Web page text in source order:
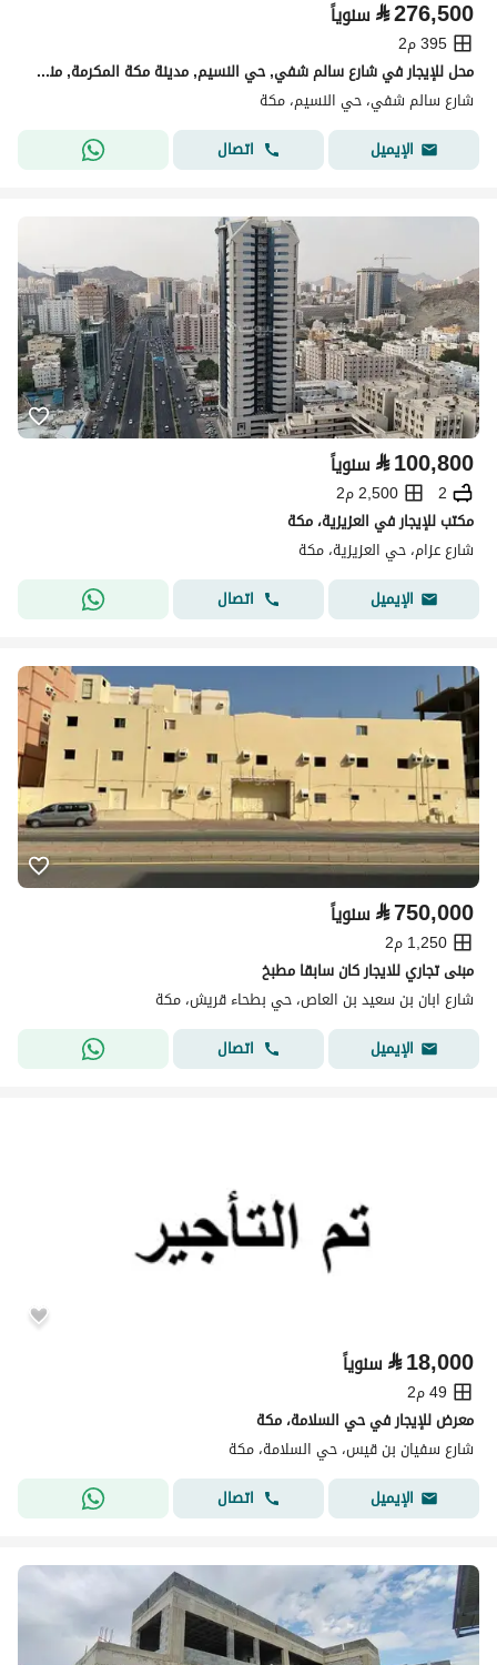
⃁276,500 سنوياً
395 م2
محل للإيجار في شارع سالم شفي, حي النسيم, مدينة مكة المكرمة, منطقة مكة المكرمة
شارع سالم شفي، حي النسيم، مكة
الإيميل
اتصال
⃁100,800 سنوياً
2
2,500 م2
مكتب للإيجار في العزيزية، مكة
شارع عزام، حي العزيزية، مكة
الإيميل
اتصال
⃁750,000 سنوياً
1,250 م2
مبنى تجاري للايجار كان سابقا مطبخ
شارع ابان بن سعيد بن العاص، حي بطحاء قريش، مكة
الإيميل
اتصال
⃁18,000 سنوياً
49 م2
معرض للإيجار في حي السلامة، مكة
شارع سفيان بن قيس، حي السلامة، مكة
الإيميل
اتصال